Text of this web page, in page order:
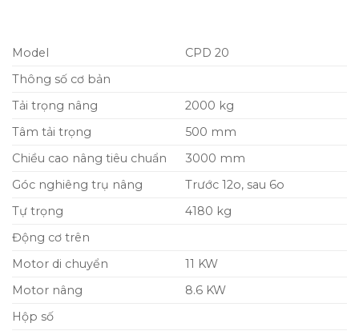
Model
CPD 20
Thông số cơ bản
Tải trọng nâng
2000 kg
Tâm tải trọng
500 mm
Chiều cao nâng tiêu chuẩn
3000 mm
Góc nghiêng trụ nâng
Trước 12o, sau 6o
Tự trọng
4180 kg
Động cơ trên
Motor di chuyển
11 KW
Motor nâng
8.6 KW
Hộp số